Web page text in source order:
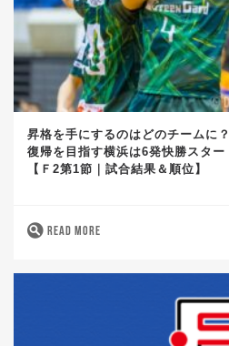
昇格を手にするのはどのチームに
復帰を目指す横浜は6発快勝スター
【Ｆ2第1節｜試合結果＆順位】
READ MORE